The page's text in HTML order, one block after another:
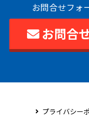
お問合せフォ
お問合
プライバシー